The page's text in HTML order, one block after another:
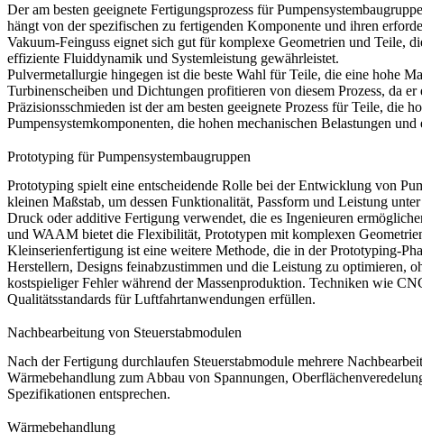
Der am besten geeignete Fertigungsprozess für
hängt von der spezifischen zu fertigenden Komponente und ihren
Vakuum-Feinguss eignet sich gut für komplexe Geometrien und Teile,
effiziente Fluiddynamik und Systemleistung gewährleistet.
Pulvermetallurgie hingegen ist die beste Wahl für Teile, die eine hohe
Turbinenscheiben und Dichtungen profitieren von diesem Prozess, da
Präzisionsschmieden ist der am besten geeignete Prozess für Teile, die
Pumpensystemkomponenten, die hohen mechanischen Belastungen
Prototyping für Pumpensystembaugruppen
Prototyping spielt eine entscheidende Rolle bei der Entwicklung von
kleinen Maßstab, um dessen Funktionalität, Passform und Leistung
Druck oderadditive Fertigung verwendet, die es Ingenieuren
und WAAM bietet die Flexibilität, Prototypen mit komplexen
Kleinserienfertigung ist eine weitere Methode, die in der Prototyping-
Herstellern, Designs feinabzustimmen und die Leistung zu optimieren,
kostspieliger Fehler während der Massenproduktion. Techniken wie
Qualitätsstandards für Luftfahrtanwendungen erfüllen.
Nachbearbeitung von Steuerstabmodulen
Nach der Fertigung durchlaufen Steuerstabmodule mehrere
Wärmebehandlung zum Abbau von Spannungen,
Spezifikationen entsprechen.
Wärmebehandlung